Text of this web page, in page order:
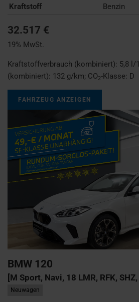
Kraftstoff Benzin
32.517 €
19% MwSt.
Kraftstoffverbrauch (kombiniert): 5,8 l/
(kombiniert): 132 g/km; CO2-Klasse: D
FAHRZEUG ANZEIGEN
BMW 120
[M Sport, Navi, 18 LMR, RFK, SHZ,
Neuwagen